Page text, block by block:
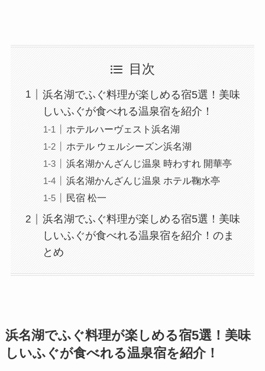
目次
浜名湖でふぐ料理が楽しめる宿5選！美味
しいふぐが食べれる温泉宿を紹介！
ホテルハーヴェスト浜名湖
ホテル ウェルシーズン浜名湖
浜名湖かんざんじ温泉 時わすれ 開華亭
浜名湖かんざんじ温泉 ホテル鞠水亭
民宿 松一
浜名湖でふぐ料理が楽しめる宿5選！美味
しいふぐが食べれる温泉宿を紹介！のま
とめ
浜名湖でふぐ料理が楽しめる宿5選！美味
しいふぐが食べれる温泉宿を紹介！